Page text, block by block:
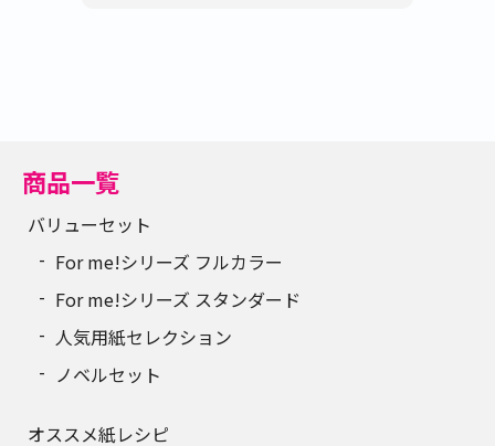
140
150
5,502円
160
5,754円
170
商品一覧
バリューセット
For me!シリーズ フルカラー
For me!シリーズ スタンダード
人気用紙セレクション
ノベルセット
オススメ紙レシピ